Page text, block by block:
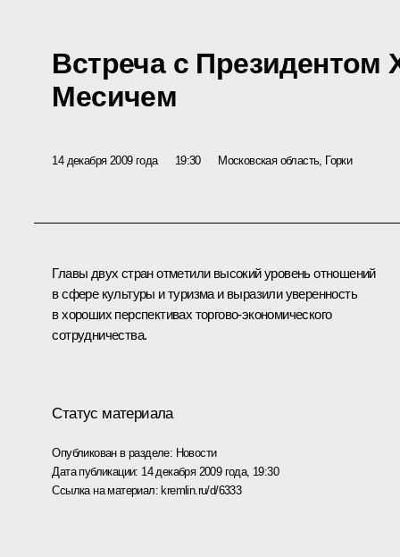
Встреча с Президентом
Месичем
14 декабря 2009 года 19:30 Московская область, Горки
Главы двух стран отметили высокий уровень отношений
в сфере культуры и туризма и выразили уверенность
в хороших перспективах торгово-экономического
сотрудничества.
Статус материала
Опубликован в разделе: Новости
Дата публикации: 14 декабря 2009 года, 19:30
Ссылка на материал:kremlin.ru/d/6333